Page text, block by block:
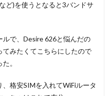
ど)を使うとなると3バンドサ
で、Desire 626と悩んだの
みたくてこちらにしたので
。
格安SIMを入れてWiFiルータ